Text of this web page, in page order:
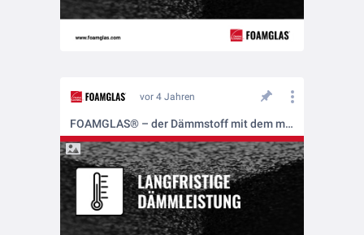
vor 4 Jahren
FOAMGLAS® – der Dämmstoff mit dem mehrfachen Schutz